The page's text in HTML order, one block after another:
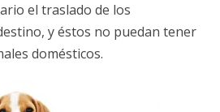
el traslado de los
y éstos no puedan tener
domésticos.